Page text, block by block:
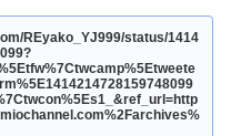
REyako_YJ999/status/1414